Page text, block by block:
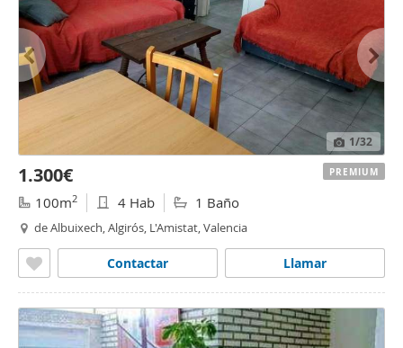
1/32
1.300€
100m2 4 Hab 1 Baño
de Albuixech, Algirós, L'Amistat, Valencia
Llamar
Contactar
PREMIUM